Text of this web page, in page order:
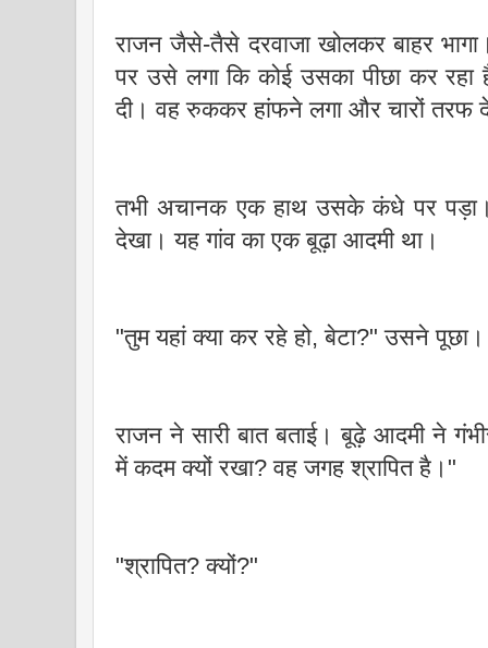
राजन जैसे-तैसे दरवाजा खोलकर बाहर
पर उसे लगा कि कोई उसका पीछा कर
दी। वह रुककर हांफने लगा और चारों
तभी अचानक एक हाथ उसके कंधे पर
देखा। यह गांव का एक बूढ़ा आदमी था।
"तुम यहां क्या कर रहे हो, बेटा?" उसने
राजन ने सारी बात बताई। बूढ़े आदमी ने
में कदम क्यों रखा? वह जगह श्रापित है।"
"श्रापित? क्यों?"